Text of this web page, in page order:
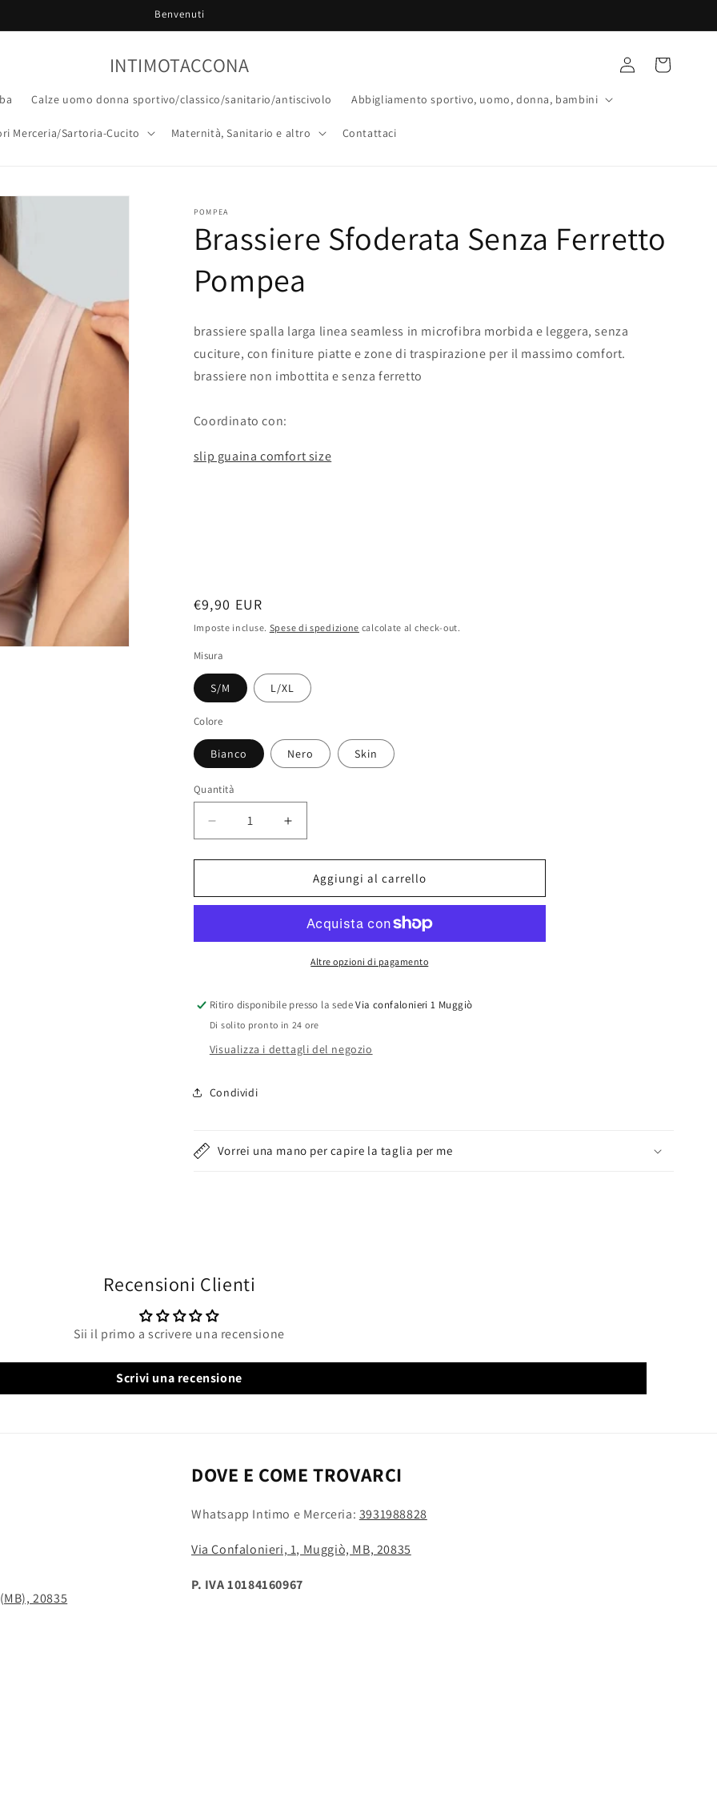
Benvenuti
INTIMOTACCONA
Calze uomo donna sportivo/classico/sanitario/antiscivolo Abbigliamento sportivo, uomo, donna, bambini
Merceria/Sartoria-Cucito Maternità, Sanitario e altro Contattaci
Accedi Carrello
POMPEA
Brassiere Sfoderata Senza Ferretto
Pompea
brassiere spalla larga linea seamless in microfibra morbida e leggera, senza
cuciture, con finiture piatte e zone di traspirazione per il massimo comfort.
brassiere non imbottita e senza ferretto
Coordinato con:
slip guaina comfort size
Prezzo
di
listino
€9,90 EUR
Imposte incluse. Spese di spedizione calcolate al check-out.
Misura
S/M L/XL
Colore
Bianco Nero Skin
Quantità
Diminuisci
quantità
per
Sfoderata
Pompea
Aumenta
quantità
per
Brassiere
Sfoderata
Ferretto
Pompea
Aggiungi al carrello
Altre opzioni di pagamento
Ritiro disponibile presso la sedeVia confalonieri 1 Muggiò
Di solito pronto in 24 ore
Visualizza i dettagli del negozio
Condividi
Vorrei una mano per capire la taglia per me
Recensioni Clienti
Sii il primo a scrivere una recensione
Scrivi una recensione
20835
DOVE E COME TROVARCI
Whatsapp Intimo e Merceria: 3931988828
Via Confalonieri, 1, Muggiò, MB, 20835
P. IVA 10184160967